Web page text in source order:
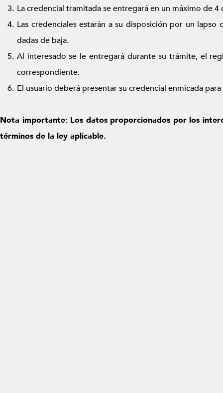
La credencial tramitada se entregará en un máximo de
Las credenciales estarán a su disposición por un
dadas de baja.
Al interesado se le entregará durante su trámite, el
correspondiente.
El usuario deberá presentar su credencial enmicada
Nota importante: Los datos proporcionados por los
términos de la ley aplicable.